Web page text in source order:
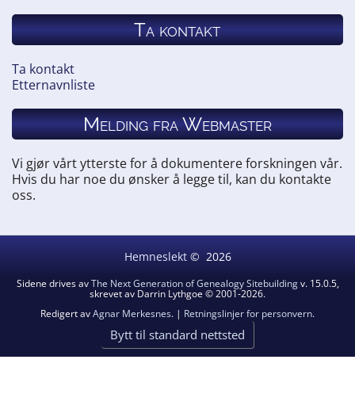
Ta kontakt
Ta kontakt
Etternavnliste
Melding fra Webmaster
Vi gjør vårt ytterste for å dokumentere forskningen vår.
Hvis du har noe du ønsker å legge til, kan du kontakte
oss.
Hemneslekt© 2026
Sidene drives avThe Next Generation of Genealogy Sitebuildingv. 15.0.5,
skrevet av Darrin Lythgoe © 2001-2026.
Redigert avAgnar Merkesnes. | Retningslinjer for personvern.
Bytt til standard nettsted